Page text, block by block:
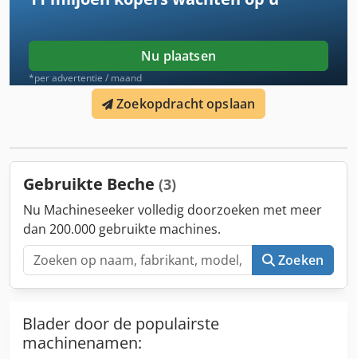
Nu plaatsen
*per advertentie / maand
Zoekopdracht opslaan
Gebruikte Beche (3)
Nu Machineseeker volledig doorzoeken met meer
dan 200.000 gebruikte machines.
Zoeken
Blader door de populairste
machinenamen: